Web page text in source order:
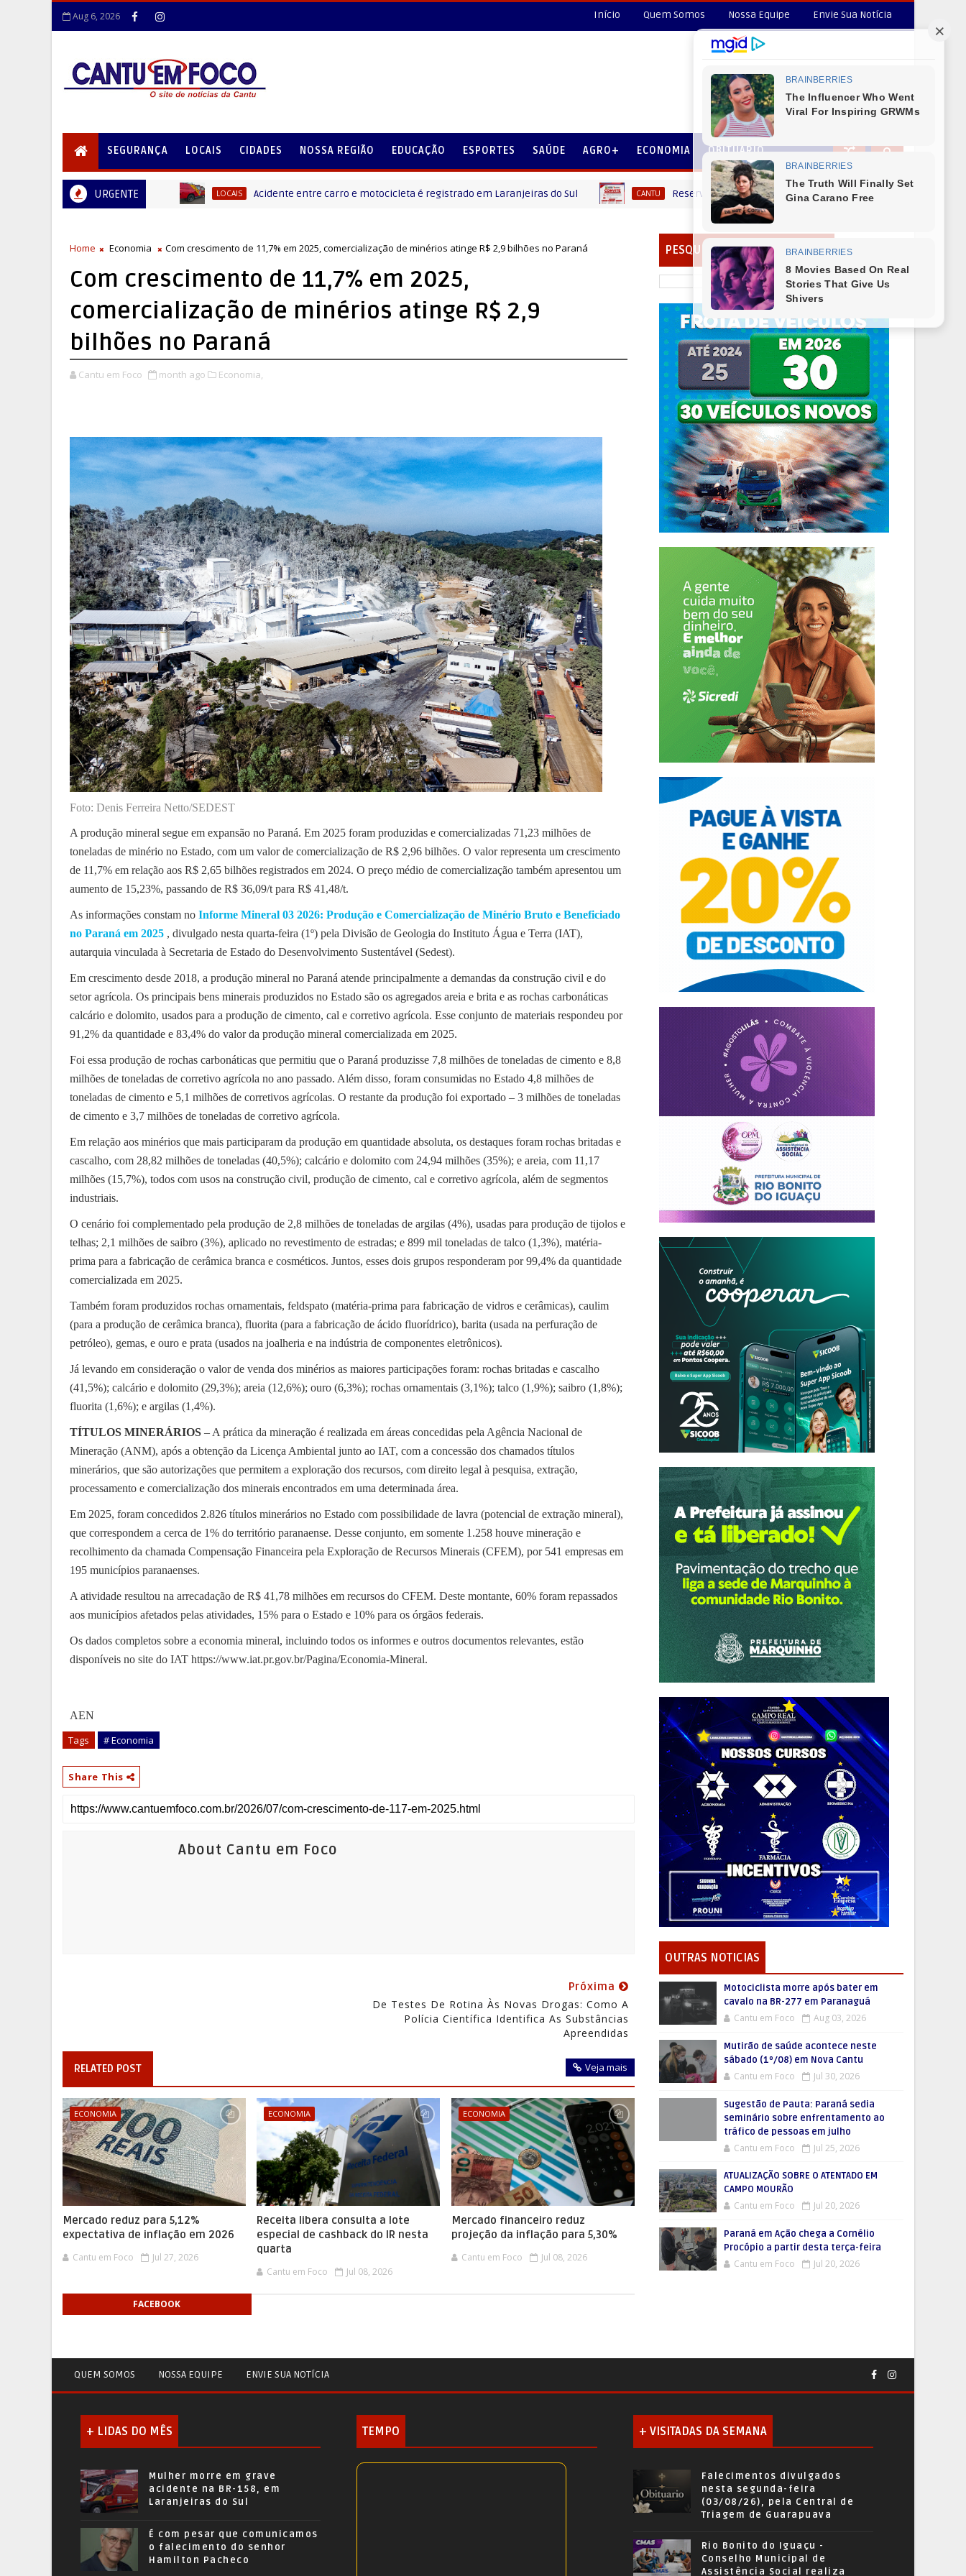
Aug 6, 2026 Início Quem Somos Nossa Equipe Envie Sua Notícia
SEGURANÇA LOCAIS CIDADES NOSSA REGIÃO EDUCAÇÃO ESPORTES SAÚDE AGRO+ ECONOMIA OBITUÁRIO
URGENTE LOCAIS Acidente entre carro e motocicleta é registrado em Laranjeiras do Sul CANTU Reserva do Iguaçu - Convite: Coleta de documentos e Cadastramento.
Home Economia Com crescimento de 11,7% em 2025, comercialização de minérios atinge R$ 2,9 bilhões no Paraná
Com crescimento de 11,7% em 2025,
comercialização de minérios atinge R$ 2,9
bilhões no Paraná
Cantu em Foco month ago Economia,
Foto: Denis Ferreira Netto/SEDEST
A produção mineral segue em expansão no Paraná. Em 2025 foram produzidas e comercializadas 71,23 milhões de
toneladas de minério no Estado, com um valor de comercialização de R$ 2,96 bilhões. O valor representa um crescimento
de 11,7% em relação aos R$ 2,65 bilhões registrados em 2024. O preço médio de comercialização também apresentou um
aumento de 15,23%, passando de R$ 36,09/t para R$ 41,48/t.
As informações constam no Informe Mineral 03 2026: Produção e Comercialização de Minério Bruto e Beneficiado
no Paraná em 2025 , divulgado nesta quarta-feira (1º) pela Divisão de Geologia do Instituto Água e Terra (IAT),
autarquia vinculada à Secretaria de Estado do Desenvolvimento Sustentável (Sedest).
Em crescimento desde 2018, a produção mineral no Paraná atende principalmente a demandas da construção civil e do
setor agrícola. Os principais bens minerais produzidos no Estado são os agregados areia e brita e as rochas carbonáticas
calcário e dolomito, usados para a produção de cimento, cal e corretivo agrícola. Esse conjunto de materiais respondeu por
91,2% da quantidade e 83,4% do valor da produção mineral comercializada em 2025.
Foi essa produção de rochas carbonáticas que permitiu que o Paraná produzisse 7,8 milhões de toneladas de cimento e 8,8
milhões de toneladas de corretivo agrícola no ano passado. Além disso, foram consumidas no Estado 4,8 milhões de
toneladas de cimento e 5,1 milhões de corretivos agrícolas. O restante da produção foi exportado – 3 milhões de toneladas
de cimento e 3,7 milhões de toneladas de corretivo agrícola.
Em relação aos minérios que mais participaram da produção em quantidade absoluta, os destaques foram rochas britadas e
cascalho, com 28,82 milhões de toneladas (40,5%); calcário e dolomito com 24,94 milhões (35%); e areia, com 11,17
milhões (15,7%), todos com usos na construção civil, produção de cimento, cal e corretivo agrícola, além de segmentos
industriais.
O cenário foi complementado pela produção de 2,8 milhões de toneladas de argilas (4%), usadas para produção de tijolos e
telhas; 2,1 milhões de saibro (3%), aplicado no revestimento de estradas; e 899 mil toneladas de talco (1,3%), matéria-
prima para a fabricação de cerâmica branca e cosméticos. Juntos, esses dois grupos responderam por 99,4% da quantidade
comercializada em 2025.
Também foram produzidos rochas ornamentais, feldspato (matéria-prima para fabricação de vidros e cerâmicas), caulim
(para a produção de cerâmica branca), fluorita (para a fabricação de ácido fluorídrico), barita (usada na perfuração de
petróleo), gemas, e ouro e prata (usados na joalheria e na indústria de componentes eletrônicos).
Já levando em consideração o valor de venda dos minérios as maiores participações foram: rochas britadas e cascalho
(41,5%); calcário e dolomito (29,3%); areia (12,6%); ouro (6,3%); rochas ornamentais (3,1%); talco (1,9%); saibro (1,8%);
fluorita (1,6%); e argilas (1,4%).
TÍTULOS MINERÁRIOS – A prática da mineração é realizada em áreas concedidas pela Agência Nacional de
Mineração (ANM), após a obtenção da Licença Ambiental junto ao IAT, com a concessão dos chamados títulos
minerários, que são autorizações que permitem a exploração dos recursos, com direito legal à pesquisa, extração,
processamento e comercialização dos minerais encontrados em uma determinada área.
Em 2025, foram concedidos 2.826 títulos minerários no Estado com possibilidade de lavra (potencial de extração mineral),
que correspondem a cerca de 1% do território paranaense. Desse conjunto, em somente 1.258 houve mineração e
recolhimento da chamada Compensação Financeira pela Exploração de Recursos Minerais (CFEM), por 541 empresas em
195 municípios paranaenses.
A atividade resultou na arrecadação de R$ 41,78 milhões em recursos do CFEM. Deste montante, 60% foram repassados
aos municípios afetados pelas atividades, 15% para o Estado e 10% para os órgãos federais.
Os dados completos sobre a economia mineral, incluindo todos os informes e outros documentos relevantes, estão
disponíveis no site do IAT https://www.iat.pr.gov.br/Pagina/Economia-Mineral.
AEN
Tags # Economia
Share This
About Cantu em Foco
Próxima
De Testes De Rotina Às Novas Drogas: Como A
Polícia Científica Identifica As Substâncias
Apreendidas
RELATED POST Veja mais
ECONOMIA
Mercado reduz para 5,12%
expectativa de inflação em 2026
Cantu em Foco Jul 27, 2026
ECONOMIA
Receita libera consulta a lote
especial de cashback do IR nesta
quarta
Cantu em Foco Jul 08, 2026
ECONOMIA
Mercado financeiro reduz
projeção da inflação para 5,30%
Cantu em Foco Jul 08, 2026
FACEBOOK
PESQUISAR EM NOSSO PORTAL
OUTRAS NOTICIAS
Motociclista morre após bater em
cavalo na BR-277 em Paranaguá
Cantu em Foco Aug 03, 2026
Mutirão de saúde acontece neste
sábado (1º/08) em Nova Cantu
Cantu em Foco Jul 30, 2026
Sugestão de Pauta: Paraná sedia
seminário sobre enfrentamento ao
tráfico de pessoas em julho
Cantu em Foco Jul 25, 2026
ATUALIZAÇÃO SOBRE O ATENTADO EM
CAMPO MOURÃO
Cantu em Foco Jul 20, 2026
Paraná em Ação chega a Cornélio
Procópio a partir desta terça-feira
Cantu em Foco Jul 20, 2026
QUEM SOMOS NOSSA EQUIPE ENVIE SUA NOTÍCIA
+ LIDAS DO MÊS
Mulher morre em grave
acidente na BR-158, em
Laranjeiras do Sul
É com pesar que comunicamos
o falecimento do senhor
Hamilton Pacheco
TEMPO + VISITADAS DA SEMANA
Falecimentos divulgados
nesta segunda-feira
(03/08/26), pela Central de
Triagem de Guarapuava
Rio Bonito do Iguaçu -
Conselho Municipal de
Assistência Social realiza